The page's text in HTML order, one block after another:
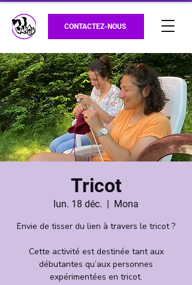
CONTACTEZ-NOUS
Tricot
lun. 18 déc.
  |
Mona
Envie de tisser du lien à travers le tricot ?
Cette activité est destinée tant aux
débutantes qu’aux personnes
expérimentées en tricot.